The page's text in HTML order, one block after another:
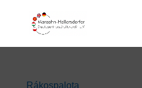
Rákospalota